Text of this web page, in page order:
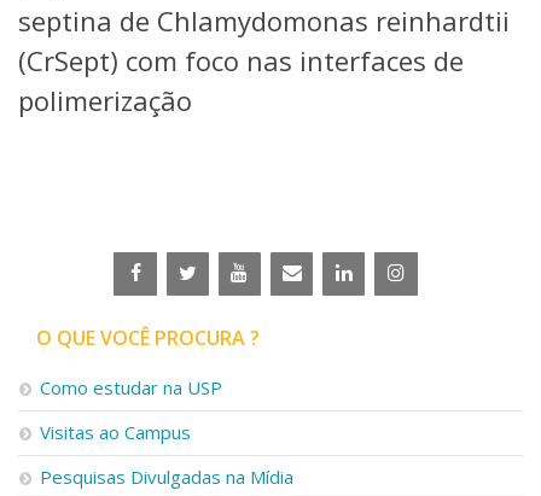
Serviços
Bibliotecas
Apoio ao Estudante
Assessorias e Mídias
Aplicativos e Sites
Jornal da USP
Agenda de Eventos
Defesa de Teses
septina de Chlamydomonas reinhardtii
(CrSept) com foco nas interfaces de
polimerização
O QUE VOCÊ PROCURA ?
Como estudar na USP
Visitas ao Campus
Pesquisas Divulgadas na Mídia